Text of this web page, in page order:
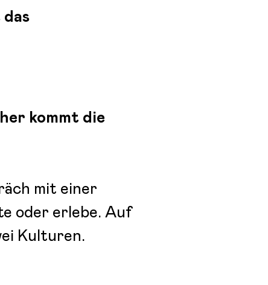
kommt die
mit einer
oder erlebe. Auf
Kulturen.